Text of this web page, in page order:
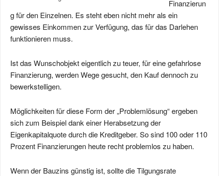
Finanzierun
g für den Einzelnen. Es steht eben nicht mehr als ein
gewisses Einkommen zur Verfügung, das für das Darlehen
funktionieren muss.
Ist das Wunschobjekt eigentlich zu teuer, für eine gefahrlose
Finanzierung, werden Wege gesucht, den Kauf dennoch zu
bewerkstelligen.
Möglichkeiten für diese Form der „Problemlösung“ ergeben
sich zum Beispiel dank einer Herabsetzung der
Eigenkapitalquote durch die Kreditgeber. So sind 100 oder 110
Prozent Finanzierungen heute recht problemlos zu haben.
Wenn der Bauzins günstig ist, sollte die Tilgungsrate